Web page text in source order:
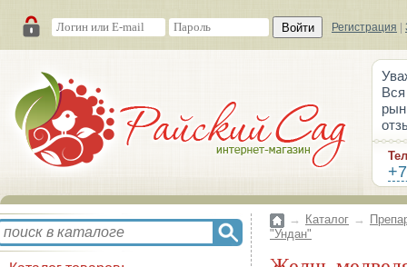
Войти Регистрация
→ Каталог →
"Ундан"